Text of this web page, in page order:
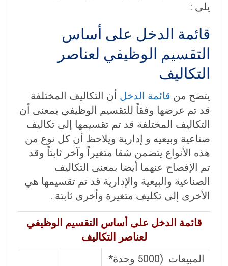
يلى :
قائمة الدخل على أساس
التقسيم الوظيفي لعناصر
التكاليف
يتضح من قائمة الدخل أن التكاليف المختلفة
قد تم عرضها وفقاً للتقسيم الوظيفي بمعنى أن
التكاليف المختلفة قد تم تقسيمها إلى تكاليف
صناعية وبيعيه و إدارية ويلاحظ أن كل نوع من
هذه الأنواع يتضمن شقا متغيراً وآخر ثابتاً وقد
تم الإفصاح عنهما أيضا بمعنى التكاليف
الصناعية والبيعية والإدارية قد تم تقسيمها هي
الأخرى إلى تكليف متغيرة وأخرى ثابتة .
قائمة الدخل على أساس التقسيم الوظيفي
لعناصر التكاليف
المبيعات (5000 وحدة*